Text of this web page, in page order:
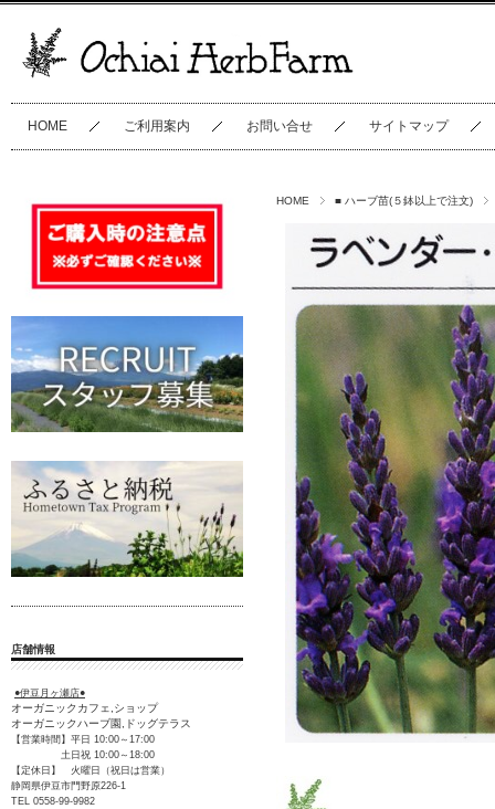
HOME ご利用案内 お問い合せ サイトマップ
HOME ■ ハーブ苗(５鉢以上で注文)
店舗情報
●伊豆月ヶ瀬店●
オーガニックカフェ,ショップ
オーガニックハーブ園,ドッグテラス
【営業時間】平日 10:00～17:00
土日祝 10:00～18:00
【定休日】 火曜日（祝日は営業）
静岡県伊豆市門野原226-1
TEL 0558-99-9982